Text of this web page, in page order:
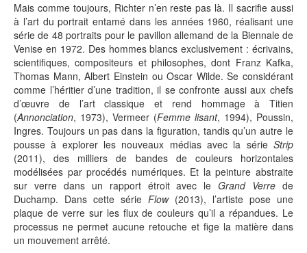
Mais comme toujours, Richter n’en reste pas là. Il sacrifie aussi
à l’art du portrait entamé dans les années 1960, réalisant une
série de 48 portraits pour le pavillon allemand de la Biennale de
Venise en 1972. Des hommes blancs exclusivement : écrivains,
scientifiques, compositeurs et philosophes, dont Franz Kafka,
Thomas Mann, Albert Einstein ou Oscar Wilde. Se considérant
comme l’héritier d’une tradition, il se confronte aussi aux chefs
d’œuvre de l’art classique et rend hommage à Titien
(Annonciation, 1973), Vermeer (Femme lisant, 1994), Poussin,
Ingres. Toujours un pas dans la figuration, tandis qu’un autre le
pousse à explorer les nouveaux médias avec la série Strip
(2011), des milliers de bandes de couleurs horizontales
modélisées par procédés numériques. Et la peinture abstraite
sur verre dans un rapport étroit avec leGrand Verre de
Duchamp. Dans cette série Flow(2013), l’artiste pose une
plaque de verre sur les flux de couleurs qu’il a répandues. Le
processus ne permet aucune retouche et fige la matière dans
un mouvement arrêté.